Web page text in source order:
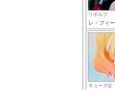
リボルブ
レ・フィ
キューズQ